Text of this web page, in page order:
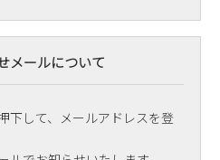
メールについて
下して、メールアドレスを登